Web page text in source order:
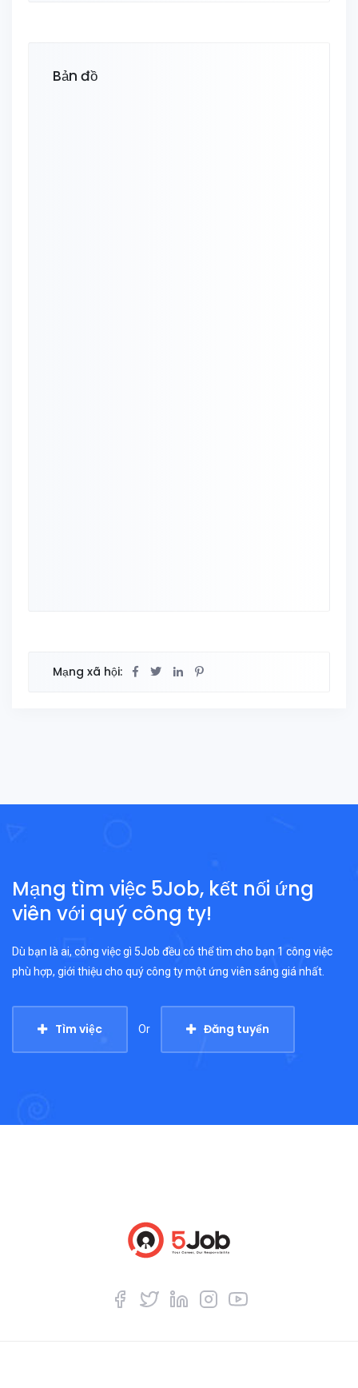
Bản đồ
Mạng xã hội:
Mạng tìm việc 5Job, kết nối ứng
viên với quý công ty!
Dù bạn là ai, công việc gì 5Job đều có thể tìm cho bạn 1 công việc
phù hợp, giới thiệu cho quý công ty một ứng viên sáng giá nhất.
Tìm việc Or Đăng tuyển